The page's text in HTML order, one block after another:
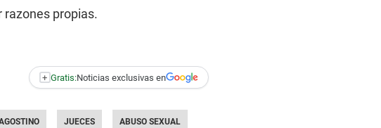
razones propias.
+ Gratis:Noticias exclusivas en
JUECES ABUSO SEXUAL